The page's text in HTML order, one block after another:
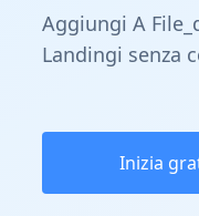
Aggiungi A
Landingi senza
Inizia